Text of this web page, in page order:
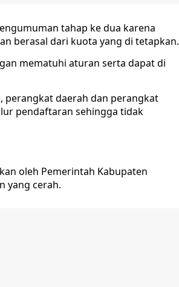
tahap ke dua karena
berasal dari kuota yang di tetapkan.
mematuhi aturan serta dapat di
perangkat daerah dan perangkat
pendaftaran sehingga tidak
oleh Pemerintah Kabupaten
yang cerah.